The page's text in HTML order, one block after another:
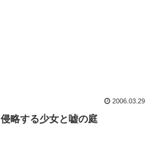
2006.03.29
侵略する少女と嘘の庭